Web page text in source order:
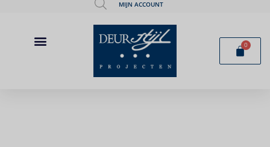
MIJN ACCOUNT
0